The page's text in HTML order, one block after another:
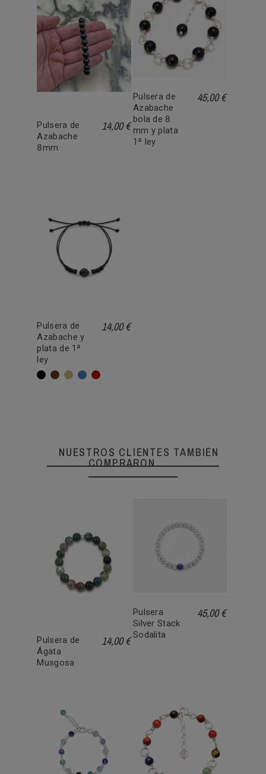
Pulsera de
Azabache
8mm
14,00 €
Pulsera de
Azabache
bola de 8
mm y plata
1ª ley
45,00 €
Pulsera de
Azabache y
plata de 1ª
ley
14,00 €
NegroMarrón
BeigeAzulRojo
NUESTROS CLIENTES TAMBIÉN
COMPRARON...
Pulsera de
Ágata
Musgosa
14,00 €
Pulsera
Silver Stack
Sodalita
45,00 €